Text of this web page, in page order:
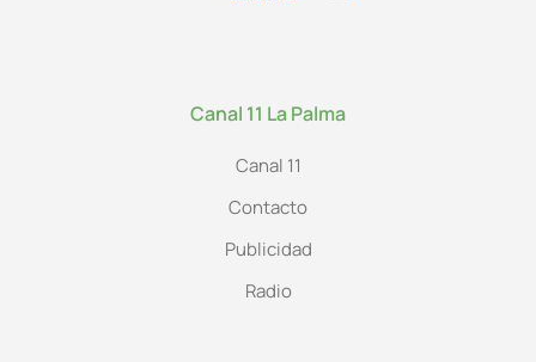
Canal 11 La Palma
Canal 11
Contacto
Publicidad
Radio